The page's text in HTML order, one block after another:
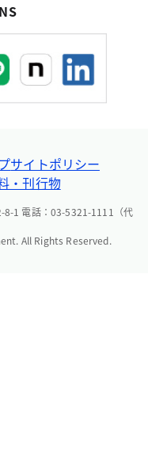
サイトポリシー
・刊行物
8-1 電話：03-5321-1111（代
All Rights Reserved.